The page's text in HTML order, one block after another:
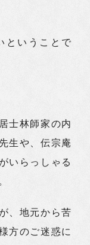
ということで
士林師家の内
生や、伝宗庵
いらっしゃる
、地元から苦
方のご迷惑に